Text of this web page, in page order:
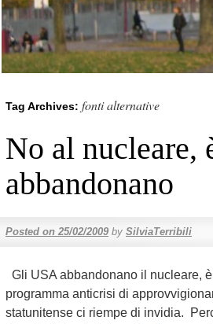
Tag Archives: fonti alternative
No al
abbandonano
Posted on 25/02/2009 by SilviaTerribili
Gli USA abbandonano il nucleare,
programma anticrisi di
statunitense ci riempe di invidia.